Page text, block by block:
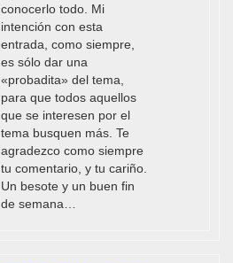
conocerlo todo. Mi
intención con esta
entrada, como siempre,
es sólo dar una
«probadita» del tema,
para que todos aquellos
que se interesen por el
tema busquen más. Te
agradezco como siempre
tu comentario, y tu cariño.
Un besote y un buen fin
de semana…